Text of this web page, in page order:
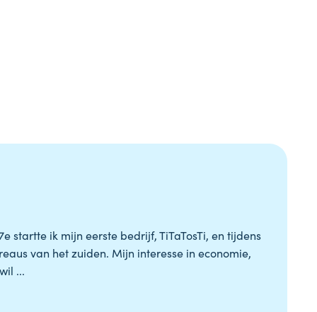
startte ik mijn eerste bedrijf, TiTaTosTi, en tijdens
van het zuiden. Mijn interesse in economie,
...